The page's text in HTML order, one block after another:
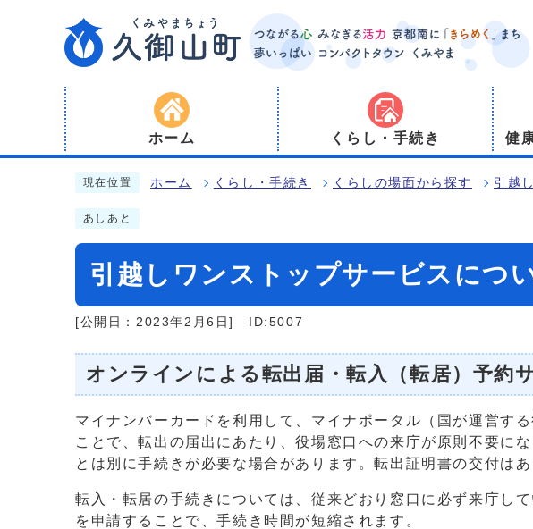
ホーム くらし・手続き 健
現在位置 ホーム くらし・手続き くらしの場面から探す 引越し
あしあと
引越しワンストップサービスにつ
[公開日：2023年2月6日] ID:5007
オンラインによる転出届・転入（転居）予約
マイナンバーカードを利用して、マイナポータル（国が運営す
ことで、転出の届出にあたり、役場窓口への来庁が原則不要に
とは別に手続きが必要な場合があります。転出証明書の交付はあ
転入・転居の手続きについては、従来どおり窓口に必ず来庁し
を申請することで、手続き時間が短縮されます。